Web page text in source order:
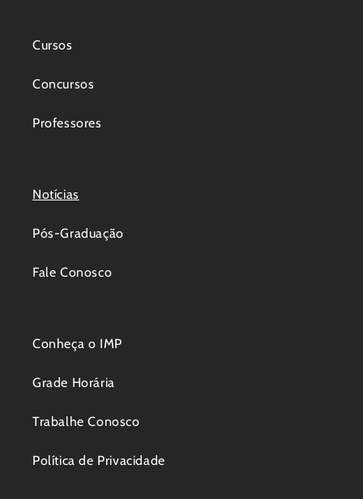
Cursos
Concursos
Professores
Notícias
Pós-Graduação
Fale Conosco
Conheça o IMP
Grade Horária
Trabalhe Conosco
Política de Privacidade